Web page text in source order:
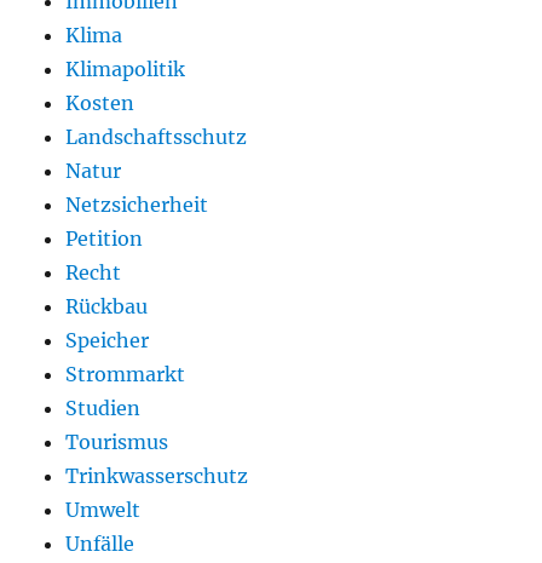
Klima
Klimapolitik
Kosten
Landschaftsschutz
Natur
Netzsicherheit
Petition
Recht
Rückbau
Speicher
Strommarkt
Studien
Tourismus
Trinkwasserschutz
Umwelt
Unfälle